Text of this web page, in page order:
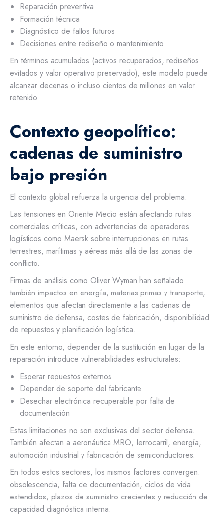
Reparación preventiva
Formación técnica
Diagnóstico de fallos futuros
Decisiones entre rediseño o mantenimiento
En términos acumulados (activos recuperados, rediseños
evitados y valor operativo preservado), este modelo puede
alcanzar decenas o incluso cientos de millones en valor
retenido.
Contexto geopolítico:
cadenas de suministro
bajo presión
El contexto global refuerza la urgencia del problema.
Las tensiones en Oriente Medio están afectando rutas
comerciales críticas, con advertencias de operadores
logísticos como Maersk sobre interrupciones en rutas
terrestres, marítimas y aéreas más allá de las zonas de
conflicto.
Firmas de análisis como Oliver Wyman han señalado
también impactos en energía, materias primas y transporte,
elementos que afectan directamente a las cadenas de
suministro de defensa, costes de fabricación, disponibilidad
de repuestos y planificación logística.
En este entorno, depender de la sustitución en lugar de la
reparación introduce vulnerabilidades estructurales:
Esperar repuestos externos
Depender de soporte del fabricante
Desechar electrónica recuperable por falta de
documentación
Estas limitaciones no son exclusivas del sector defensa.
También afectan a aeronáutica MRO, ferrocarril, energía,
automoción industrial y fabricación de semiconductores.
En todos estos sectores, los mismos factores convergen:
obsolescencia, falta de documentación, ciclos de vida
extendidos, plazos de suministro crecientes y reducción de
capacidad diagnóstica interna.